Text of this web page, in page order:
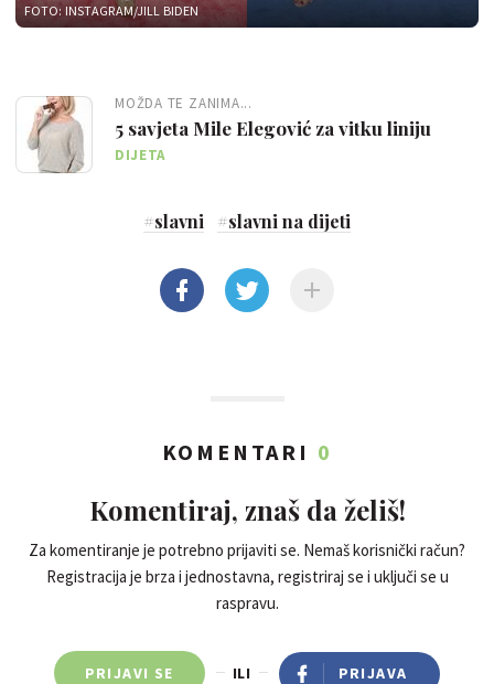
FOTO: INSTAGRAM/JILL BIDEN
MOŽDA TE ZANIMA...
5 savjeta Mile Elegović za vitku liniju
DIJETA
#slavni #slavni na dijeti
KOMENTARI 0
Komentiraj, znaš da želiš!
Za komentiranje je potrebno prijaviti se. Nemaš korisnički račun?
Registracija je brza i jednostavna, registriraj se i uključi se u
raspravu.
PRIJAVI SE ILI PRIJAVA